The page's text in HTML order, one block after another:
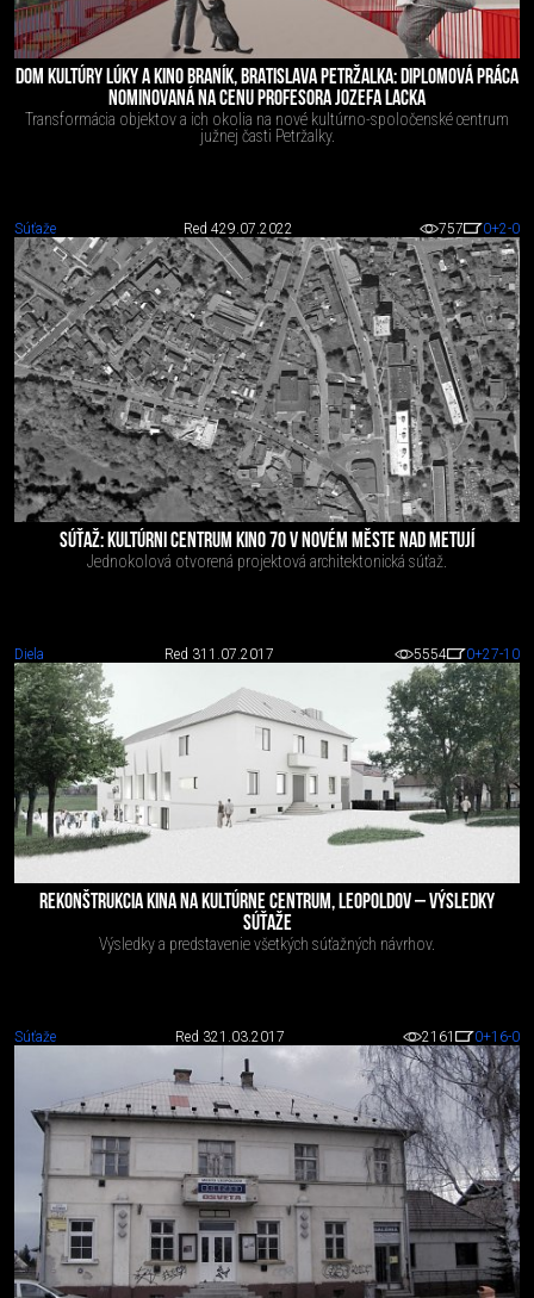
DOM KULTÚRY LÚKY A KINO BRANÍK, BRATISLAVA PETRŽALKA: DIPLOMOVÁ PRÁCA
NOMINOVANÁ NA CENU PROFESORA JOZEFA LACKA
Transformácia objektov a ich okolia na nové kultúrno-spoločenské centrum
južnej časti Petržalky.
Súťaže Red 429.07.2022 757 0+2-0
SÚŤAŽ: KULTÚRNI CENTRUM KINO 70 V NOVÉM MĚSTE NAD METUJÍ
Jednokolová otvorená projektová architektonická súťaž.
Diela Red 311.07.2017 5554 0+27-10
REKONŠTRUKCIA KINA NA KULTÚRNE CENTRUM, LEOPOLDOV – VÝSLEDKY
SÚŤAŽE
Výsledky a predstavenie všetkých súťažných návrhov.
Súťaže Red 321.03.2017 2161 0+16-0